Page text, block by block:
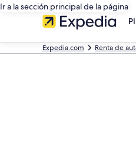
Ir a la sección principal de la página
Expedia.com Renta de